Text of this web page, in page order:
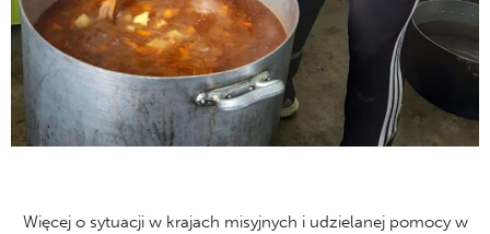
Więcej o sytuacji w krajach misyjnych i udzielanej pomocy w